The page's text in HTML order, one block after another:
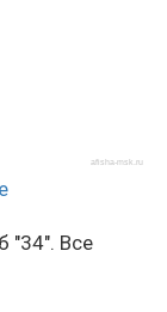
afisha-msk.ru
"34". Все